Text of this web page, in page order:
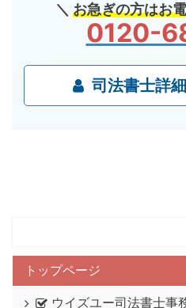
＼ お急ぎの方はお
0120-
司法書士詳
トップページ
ウイズユー司法書士事